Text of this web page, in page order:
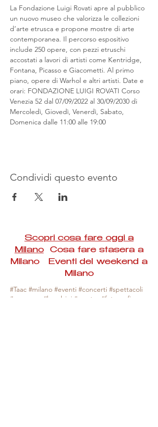
La Fondazione Luigi Rovati apre al pubblico
un nuovo museo che valorizza le collezioni
d’arte etrusca e propone mostre di arte
contemporanea. Il percorso espositivo
include 250 opere, con pezzi etruschi
accostati a lavori di artisti come Kentridge,
Fontana, Picasso e Giacometti. Al primo
piano, opere di Warhol e altri artisti. Date e
orari: FONDAZIONE LUIGI ROVATI Corso
Venezia 52 dal 07/09/2022 al 30/09/2030 di
Mercoledì, Giovedì, Venerdì, Sabato,
Domenica dalle 11:00 alle 19:00
Condividi questo evento
Scopri cosa fare oggi a
MilanoCosa fare stasera a
Milano Eventi del weekend a
Milano
#Taac #milano #eventi #concerti #spettacoli
#rassegne #bambini #mostre #fotografia